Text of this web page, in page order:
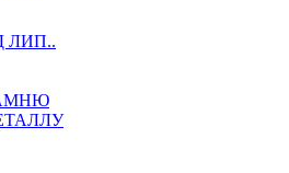
ЛИП..